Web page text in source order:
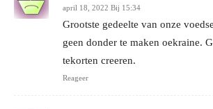
april 18, 2022 Bij 15:34
Grootste gedeelte van onze
geen donder te maken oekraine.
tekorten creeren.
Reageer